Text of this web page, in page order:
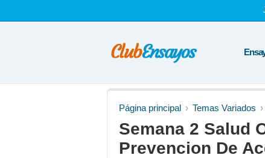
Página principal Temas Variados
Semana 2 Salud
Prevencion De